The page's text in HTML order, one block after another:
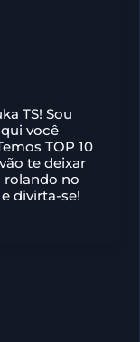
TS! Sou
você
TOP 10
te deixar
rolando no
divirta-se!